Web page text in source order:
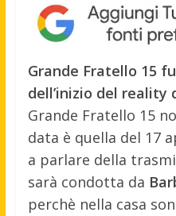
Grande Fratello 15
dell’inizio del reality
Grande Fratello 15
data è quella del 17
a parlare della
sarà condotta da
perchè nella casa